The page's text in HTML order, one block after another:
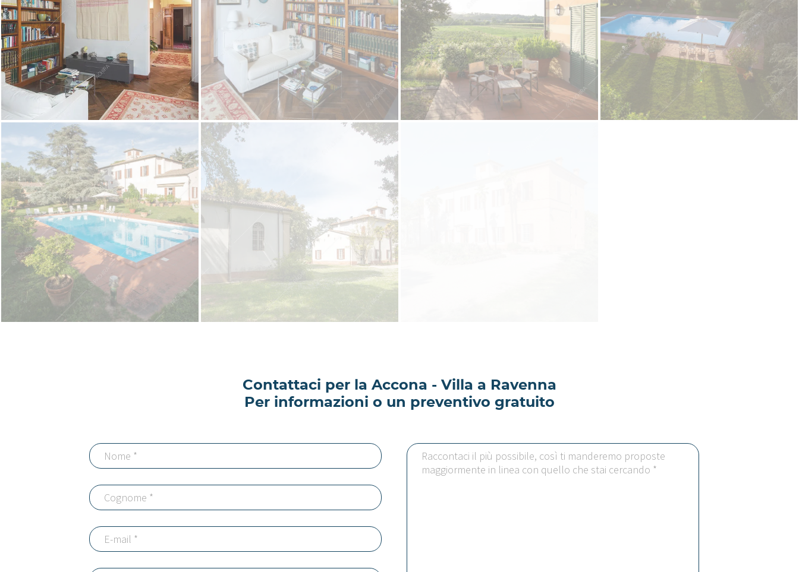
Contattaci per la Accona - Villa a Ravenna
Per informazioni o un preventivo gratuito